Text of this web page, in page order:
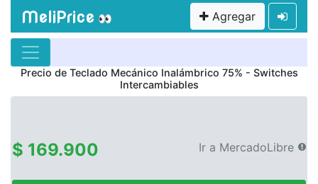
MeliPrice 👀 Agregar
Precio de Teclado Mecánico Inalámbrico 75% - Switches
Intercambiables
$ 169.900 Ir a MercadoLibre